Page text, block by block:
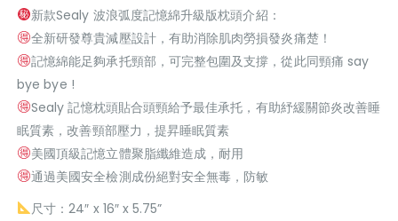
新款Sealy 波浪弧度記憶綿升級版枕頭介紹：
全新研發尊貴減壓設計，有助消除肌肉勞損發炎痛楚！
記憶綿能足夠承托頸部，可完整包圍及支撐，從此同頸痛 say
bye bye !
Sealy 記憶枕頭貼合頭頸給予最佳承托，有助紓緩關節炎改善睡
眠質素，改善頸部壓力，提昇睡眠質素
美國頂級記憶立體聚脂纖維造成，耐用
通過美國安全檢測成份絕對安全無毒，防敏
尺寸：24″ x 16″ x 5.75”